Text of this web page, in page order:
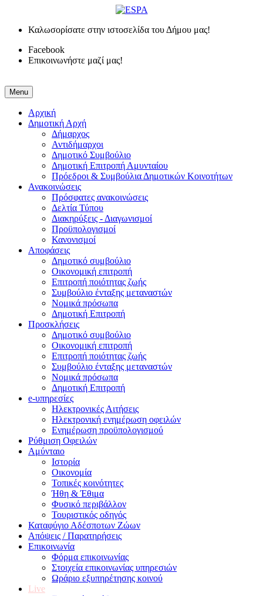
Καλωσορίσατε στην ιστοσελίδα του Δήμου μας!
Facebook
Επικοινωνήστε μαζί μας!
Menu
Αρχική
Δημοτική Αρχή
Δήμαρχος
Αντιδήμαρχοι
Δημοτικό Συμβούλιο
Δημοτική Επιτροπή Αμυνταίου
Πρόεδροι & Συμβούλια Δημοτικών Κοινοτήτων
Ανακοινώσεις
Πρόσφατες ανακοινώσεις
Δελτία Τύπου
Διακηρύξεις - Διαγωνισμοί
Προϋπολογισμοί
Κανονισμοί
Αποφάσεις
Δημοτικό συμβούλιο
Οικονομική επιτροπή
Επιτροπή ποιότητας ζωής
Συμβούλιο ένταξης μεταναστών
Νομικά πρόσωπα
Δημοτική Επιτροπή
Προσκλήσεις
Δημοτικό συμβούλιο
Οικονομική επιτροπή
Επιτροπή ποιότητας ζωής
Συμβούλιο ένταξης μεταναστών
Νομικά πρόσωπα
Δημοτική Επιτροπή
e-υπηρεσίες
Ηλεκτρονικές Αιτήσεις
Ηλεκτρονική ενημέρωση οφειλών
Ενημέρωση προϋπολογισμού
Ρύθμιση Οφειλών
Αμύνταιο
Ιστορία
Οικονομία
Τοπικές κοινότητες
Ήθη & Έθιμα
Φυσικό περιβάλλον
Τουριστικός οδηγός
Καταφύγιο Αδέσποτων Ζώων
Απόψεις / Παρατηρήσεις
Επικοινωνία
Φόρμα επικοινωνίας
Στοιχεία επικοινωνίας υπηρεσιών
Ωράριο εξυπηρέτησης κοινού
Live